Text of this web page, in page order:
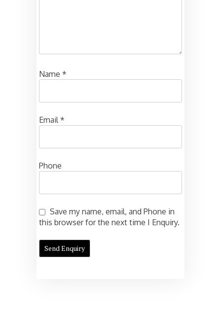
Name *
Email*
Phone
Save my name, email, and Phone in
this browser for the next time I Enquiry.